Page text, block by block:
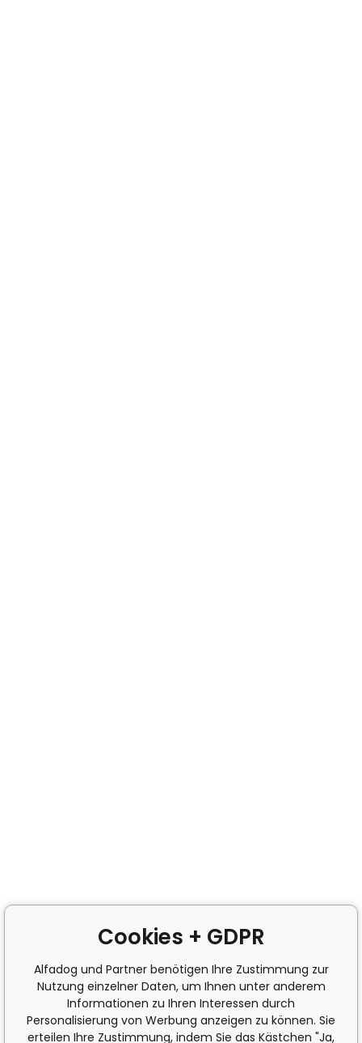
Cookies + GDPR
Alfadog und Partner benötigen Ihre Zustimmung zur
Nutzung einzelner Daten, um Ihnen unter anderem
Informationen zu Ihren Interessen durch
Personalisierung von Werbung anzeigen zu können. Sie
erteilen Ihre Zustimmung, indem Sie das Kästchen "Ja,